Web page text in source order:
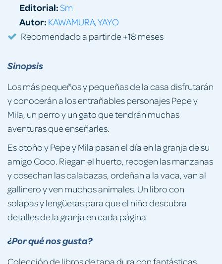
Sinopsis
Los más pequeños y pequeñas de la casa disfrutarán
y conocerán a los entrañables personajes Pepe y
Mila, un perro y un gato que tendrán muchas
aventuras que enseñarles.
Es otoño y Pepe y Mila pasan el día en la granja de su
amigo Coco. Riegan el huerto, recogen las manzanas
y cosechan las calabazas, ordeñan a la vaca, van al
gallinero y ven muchos animales. Un libro con
solapas y lengüetas para que el niño descubra
detalles de la granja en cada página
¿Por qué nos gusta?
Colección de libros de tapa dura con fantásticas
Editorial:Sm
Autor: KAWAMURA, YAYO
Recomendado a partir de +18 meses